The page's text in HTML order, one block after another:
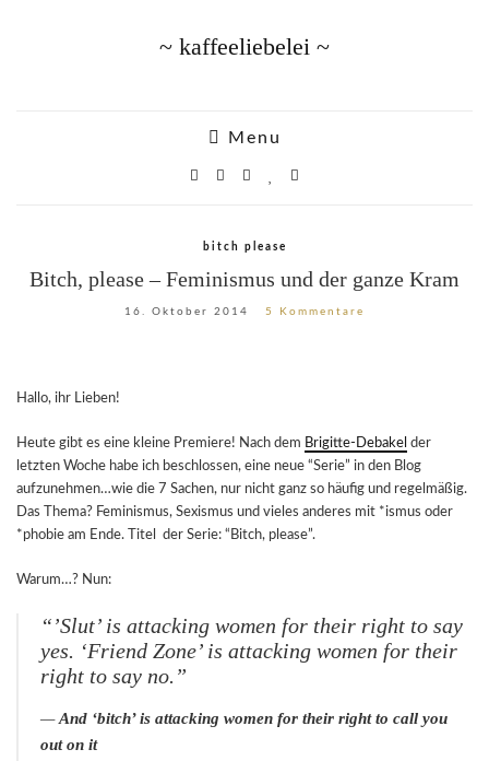
~ kaffeeliebelei ~
Menu
bitch please
Bitch, please – Feminismus und der ganze Kram
16. Oktober 2014 5 Kommentare
Hallo, ihr Lieben!
Heute gibt es eine kleine Premiere! Nach dem Brigitte-Debakel der
letzten Woche habe ich beschlossen, eine neue “Serie” in den Blog
aufzunehmen…wie die 7 Sachen, nur nicht ganz so häufig und regelmäßig.
Das Thema? Feminismus, Sexismus und vieles anderes mit *ismus oder
*phobie am Ende. Titel der Serie: “Bitch, please”.
Warum…? Nun:
“‎’Slut’ is attacking women for their right to say
yes. ‘Friend Zone’ is attacking women for their
right to say no.”
—And ‘bitch’ is attacking women for their right to call you
out on it